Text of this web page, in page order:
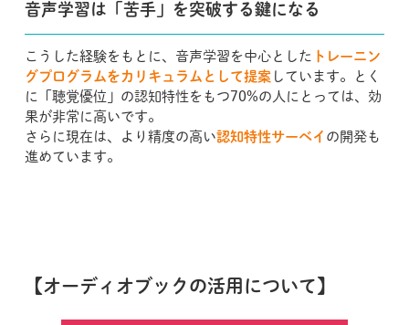
音声学習は「苦手」を突破する鍵になる
こうした経験をもとに、音声学習を中心とした トレーニン
グプログラムをカリキュラムとして提案しています。とく
に「聴覚優位」の認知特性をもつ70%の人にとっては、効
果が非常に高いです。
さらに現在は、より精度の高い認知特性サーベイ の開発も
進めています。
【オーディオブックの活用について】